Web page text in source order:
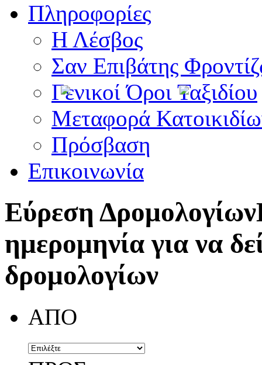
Πληροφορίες
Η Λέσβος
Σαν Επιβάτης
Γενικοί Όροι Ταξιδίου
Μεταφορά
Πρόσβαση
Επικοινωνία
Εύρεση Δρομολογίων
ημερομηνία για να
δρομολογίων
ΑΠΟ